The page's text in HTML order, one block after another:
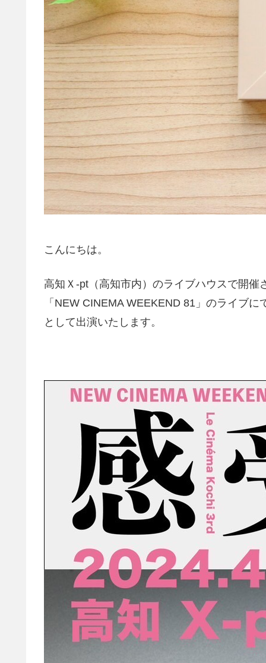
こんにちは。
高知Ｘ‐pt（高知市内）のライブハウスで開催
「NEW CINEMA WEEKEND 81」のライブに
として出演いたします。